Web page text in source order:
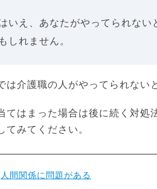
いえ、あなたがやってられな
しれません。
は介護職の人がやってられない
てはまった場合は後に続く対処
てみてください。
人間関係に問題がある